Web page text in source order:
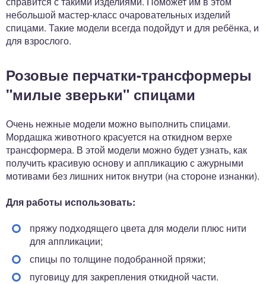
небольшой мастер-класс очаровательных изделий
спицами. Такие модели всегда подойдут и для ребёнка, и
для взрослого.
Розовые перчатки-трансформеры
"милые зверьки" спицами
Очень нежные модели можно выполнить спицами.
Мордашка животного красуется на откидном верхе
трансформера. В этой модели можно будет узнать, как
получить красивую основу и аппликацию с ажурными
мотивами без лишних ниток внутри (на стороне изнанки).
Для работы использовать:
пряжу подходящего цвета для модели плюс нити
для аппликации;
спицы по толщине подобранной пряжи;
пуговицу для закрепления откидной части.